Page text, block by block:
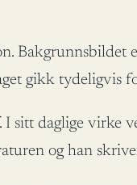
gikk tydeligvis
daglige virke
og han